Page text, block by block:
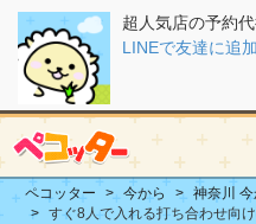
超人気店の予約
LINEで友達に追加
ペコッター 今から 神奈川 今
すぐ8人で入れる打ち合わせ向